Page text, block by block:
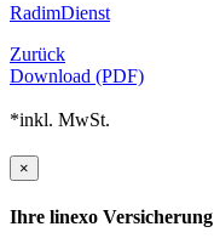
RadimDienst
Zurück
Download (PDF)
*inkl. MwSt.
×
Ihre linexo Versicherung